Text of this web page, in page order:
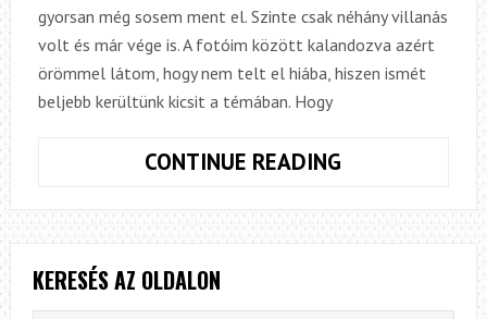
gyorsan még sosem ment el. Szinte csak néhány villanás
volt és már vége is. A fotóim között kalandozva azért
örömmel látom, hogy nem telt el hiába, hiszen ismét
beljebb kerültünk kicsit a témában. Hogy
CONTINUE READING
NYÁRI
LOMBOK
KERESÉS AZ OLDALON